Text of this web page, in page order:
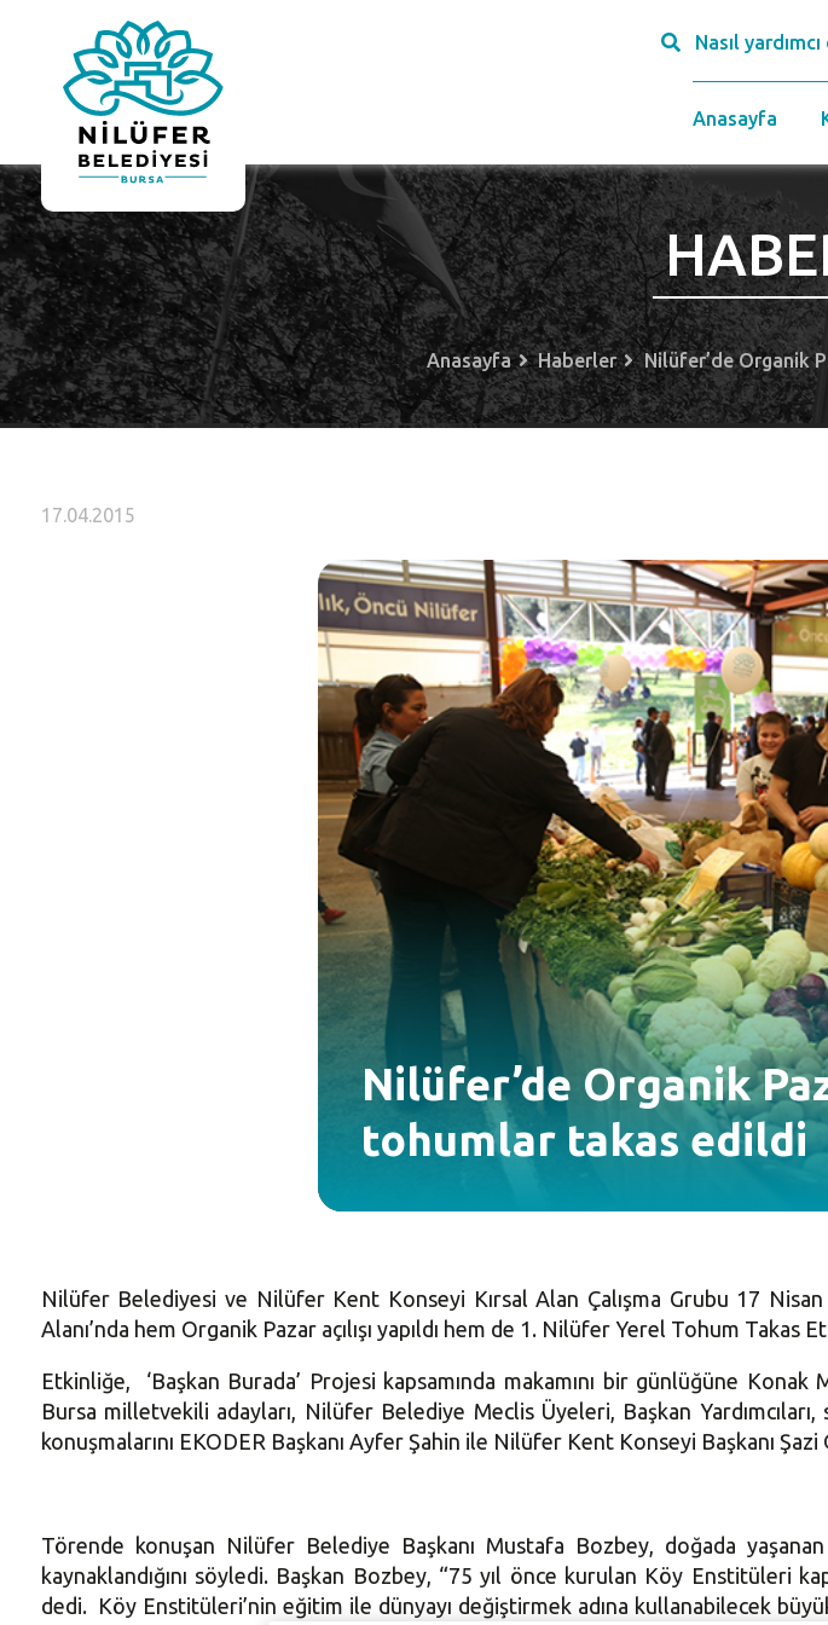
Nasıl
Anasayfa
Anasayfa Haberler Nilüfer’de Organik
17.04.2015
Nilüfer’de Organik
tohumlar takas edildi
Nilüfer Belediyesi ve Nilüfer Kent Konseyi Kırsal Alan Çalışma Grubu 17
Alanı’nda hem Organik Pazar açılışı yapıldı hem de 1. Nilüfer Yerel Tohum Takas
Etkinliğe, ‘Başkan Burada’ Projesi kapsamında makamını bir günlüğüne
Bursa milletvekili adayları, Nilüfer Belediye Meclis Üyeleri, Başkan
konuşmalarını EKODER Başkanı Ayfer Şahin ile Nilüfer Kent Konseyi Başkanı Şazi
Törende konuşan Nilüfer Belediye Başkanı Mustafa Bozbey, doğada
kaynaklandığını söyledi. Başkan Bozbey, “75 yıl önce kurulan Köy Enstitüleri
dedi. Köy Enstitüleri’nin eğitim ile dünyayı değiştirmek adına kullanabilecek